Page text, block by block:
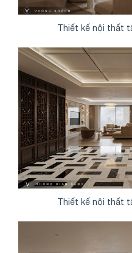
Thiết kế nội thất
Thiết kế nội thất